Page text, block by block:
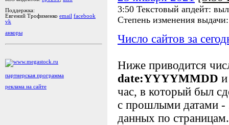
Поддержка:
Евгений Трофименко email facebook
vk
анкоры
партнерская программа
реклама на сайте
3:50 Текстовый апдейт:
Степень изменения
Число сайтов за
Ниже приводится
date:YYYYMMDD
час, в который был
с прошлыми датами -
данных по страницам.